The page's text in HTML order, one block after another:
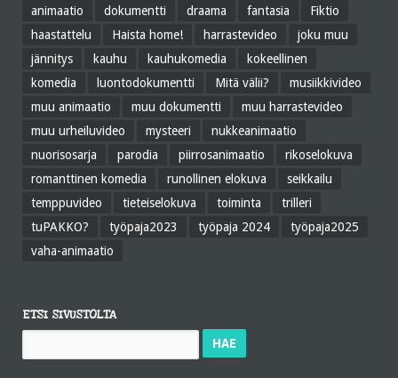
animaatio
dokumentti draama fantasia
Fiktio
haastattelu
Haista home! harrastevideo
joku muu
jännitys
kauhu kauhukomedia
kokeellinen
komedia
luontodokumentti Mitä välii?
musiikkivideo
muu animaatio
muu dokumentti
muu harrastevideo
muu urheiluvideo
mysteeri
nukkeanimaatio
nuorisosarja
parodia piirrosanimaatio
rikoselokuva
romanttinen komedia
runollinen elokuva
seikkailu
temppuvideo
tieteiselokuva toiminta
trilleri
tuPAKKO?
työpaja2023 työpaja 2024
työpaja2025
vaha-animaatio
ETSI SIVUSTOLTA